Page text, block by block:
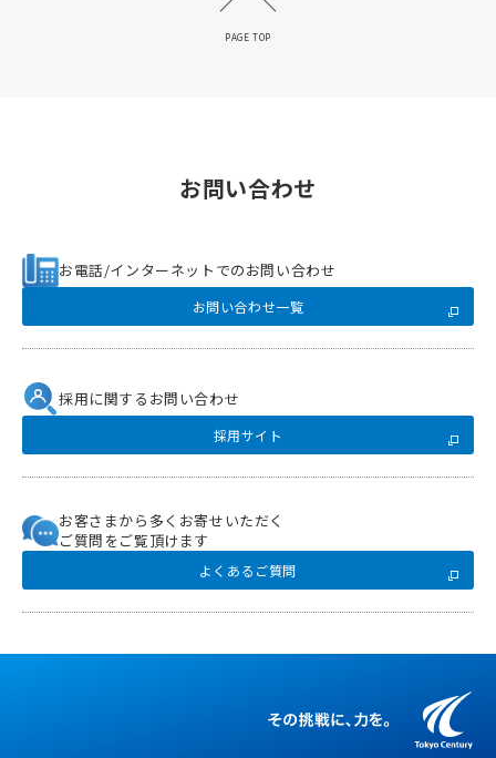
PAGE TOP
お問い合わせ
お電話/インターネットでのお問い合わせ
お問い合わせ一覧
採用に関するお問い合わせ
採用サイト
お客さまから多くお寄せいただく
ご質問をご覧頂けます
よくあるご質問